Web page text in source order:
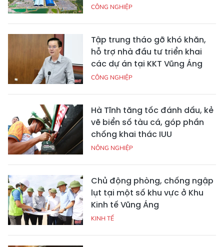
CÔNG NGHIỆP
Tập trung tháo gỡ khó khăn,
hỗ trợ nhà đầu tư triển khai
các dự án tại KKT Vũng Áng
CÔNG NGHIỆP
Hà Tĩnh tăng tốc đánh dấu, kẻ
vẽ biển số tàu cá, góp phần
chống khai thác IUU
NÔNG NGHIỆP
Chủ động phòng, chống ngập
lụt tại một số khu vực ở Khu
Kinh tế Vũng Áng
KINH TẾ